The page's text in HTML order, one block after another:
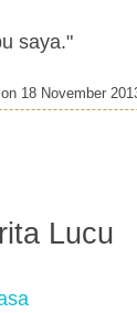
saya."
18 November
Lucu